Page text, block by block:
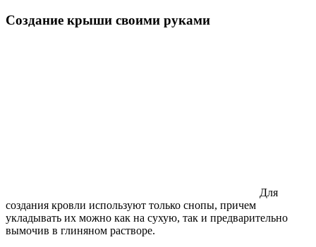
Создание крыши своими руками
Для
создания кровли используют только снопы, причем
укладывать их можно как на сухую, так и предварительно
вымочив в глиняном растворе.